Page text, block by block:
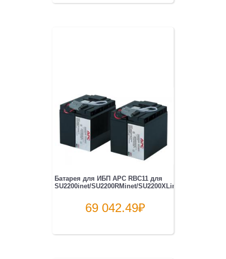
Батарея для ИБП APC RBC11 для
SU2200inet/SU2200RMinet/SU2200XLinet/SU3000inet
69 042.49₽